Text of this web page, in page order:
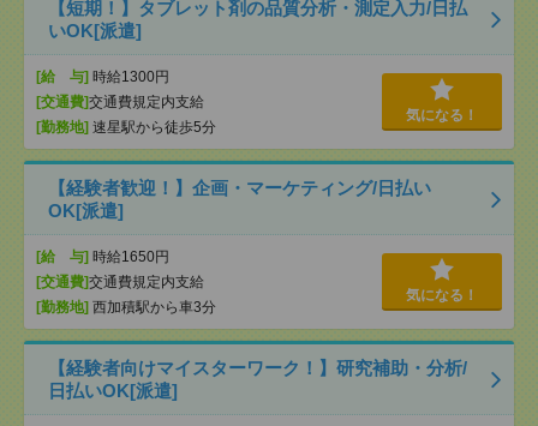
【短期！】タブレット剤の品質分析・測定入力/日払
いOK[派遣]
[給 与] 時給1300円
[交通費]交通費規定内支給
[勤務地] 速星駅から徒歩5分
気になる！
【経験者歓迎！】企画・マーケティング/日払い
OK[派遣]
[給 与] 時給1650円
[交通費]交通費規定内支給
[勤務地] 西加積駅から車3分
気になる！
【経験者向けマイスターワーク！】研究補助・分析/
日払いOK[派遣]